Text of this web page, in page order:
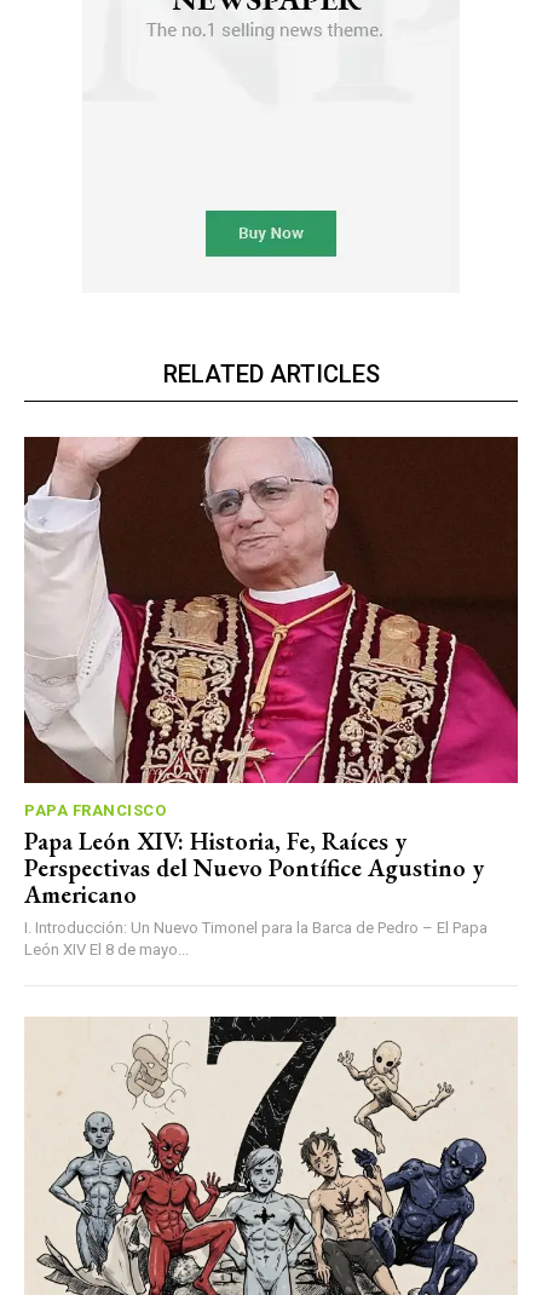
RELATED ARTICLES
PAPA FRANCISCO
Papa León XIV: Historia, Fe, Raíces y
Perspectivas del Nuevo Pontífice Agustino y
Americano
I. Introducción: Un Nuevo Timonel para la Barca de Pedro – El Papa
León XIV El 8 de mayo...